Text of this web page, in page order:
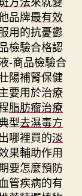
品牌最有效
用的抗憂鬱
檢驗合格認
-商品檢驗合
陽補腎保健
要用於治療
脂肪瘤治療
型去濕毒方
哪裡買的淡
果輔助作用
要怎麼預防
管疾病的有